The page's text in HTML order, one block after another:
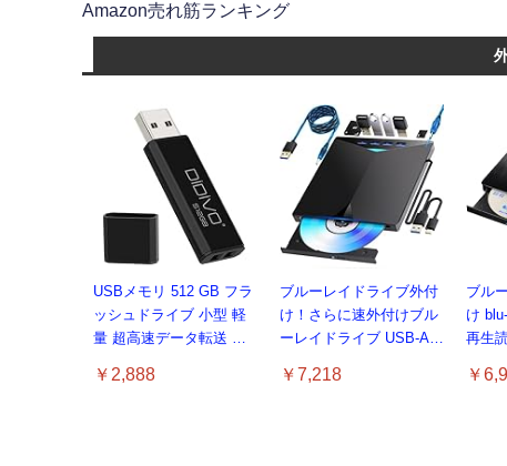
Amazon売れ筋ランキング
USBメモリ 512 GB フラ
ッシュドライブ 小型 軽
量 超高速データ転送 大
キャップ式 USBメモリー
￥2,888
ブルーレイドライブ外付
け！さらに速外付けブル
ーレイドライブ USB-A/C
読み込み・書き込み対応
￥7,218
ブル
け
再生
応
￥